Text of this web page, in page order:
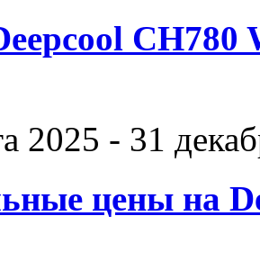
CH780
2025 - 31
цены на